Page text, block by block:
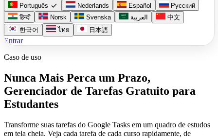
Português check Nederlands Español
Русский
हिन्दी
Norsk Svenska العربية
中文
한국어
ไทย 日本語
Entrar
Caso de uso
Nunca Mais Perca um Prazo,
Gerenciador de Tarefas Gratuito para
Estudantes
Transforme suas tarefas do Google Tasks em um quadro de estudos
em tela cheia. Veja cada tarefa de cada curso rapidamente, de